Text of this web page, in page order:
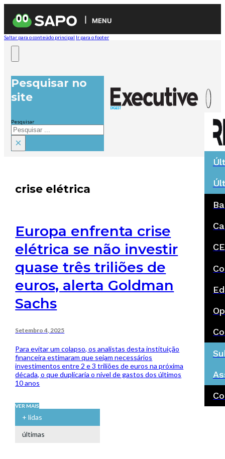
MENU
Saltar para o conteúdo principal Ir para o footer
Pesquisar no
site
Pesquisar
×
crise elétrica
Europa enfrenta crise
elétrica se não investir
quase três triliões de
euros, alerta Goldman
Sachs
Setembro 4, 2025
Para evitar um colapso, os analistas desta instituição
financeira estimaram que sejam necessários
investimentos entre 2 e 3 triliões de euros na próxima
década, o que duplicaria o nível de gastos dos últimos
10 anos
VER MAIS
+ lidas
últimas